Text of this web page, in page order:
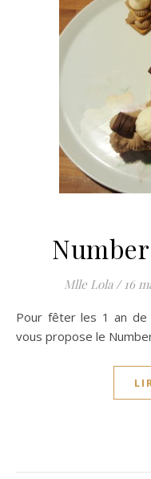
Mlle Lola / 16
Pour fêter les 1 an de mon site Cookie or not Cookie je
vous propose le